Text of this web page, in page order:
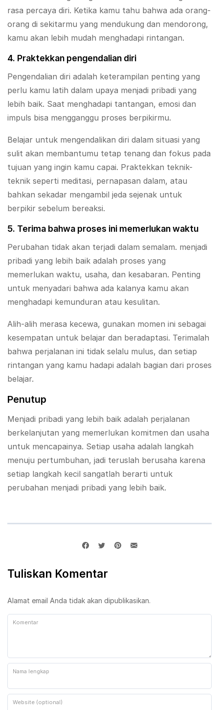
rasa percaya diri. Ketika kamu tahu bahwa ada orang-
orang di sekitarmu yang mendukung dan mendorong,
kamu akan lebih mudah menghadapi rintangan.
4. Praktekkan pengendalian diri
Pengendalian diri adalah keterampilan penting yang
perlu kamu latih dalam upaya menjadi pribadi yang
lebih baik. Saat menghadapi tantangan, emosi dan
impuls bisa mengganggu proses berpikirmu.
Belajar untuk mengendalikan diri dalam situasi yang
sulit akan membantumu tetap tenang dan fokus pada
tujuan yang ingin kamu capai. Praktekkan teknik-
teknik seperti meditasi, pernapasan dalam, atau
bahkan sekadar mengambil jeda sejenak untuk
berpikir sebelum bereaksi.
5. Terima bahwa proses ini memerlukan waktu
Perubahan tidak akan terjadi dalam semalam. menjadi
pribadi yang lebih baik adalah proses yang
memerlukan waktu, usaha, dan kesabaran. Penting
untuk menyadari bahwa ada kalanya kamu akan
menghadapi kemunduran atau kesulitan.
Alih-alih merasa kecewa, gunakan momen ini sebagai
kesempatan untuk belajar dan beradaptasi. Terimalah
bahwa perjalanan ini tidak selalu mulus, dan setiap
rintangan yang kamu hadapi adalah bagian dari proses
belajar.
Penutup
Menjadi pribadi yang lebih baik adalah perjalanan
berkelanjutan yang memerlukan komitmen dan usaha
untuk mencapainya. Setiap usaha adalah langkah
menuju pertumbuhan, jadi teruslah berusaha karena
setiap langkah kecil sangatlah berarti untuk
perubahan menjadi pribadi yang lebih baik.
Tuliskan Komentar
Alamat email Anda tidak akan dipublikasikan.
Komentar
Nama lengkap
Website (optional)